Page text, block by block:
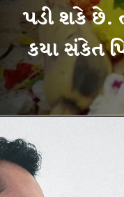
પડી શકે છે.